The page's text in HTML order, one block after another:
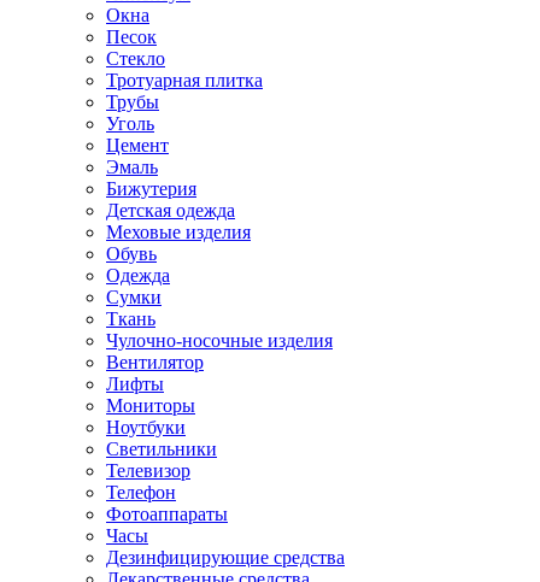
Окна
Песок
Стекло
Тротуарная плитка
Трубы
Уголь
Цемент
Эмаль
Бижутерия
Детская одежда
Меховые изделия
Обувь
Одежда
Сумки
Ткань
Чулочно-носочные изделия
Вентилятор
Лифты
Мониторы
Ноутбуки
Светильники
Телевизор
Телефон
Фотоаппараты
Часы
Дезинфицирующие средства